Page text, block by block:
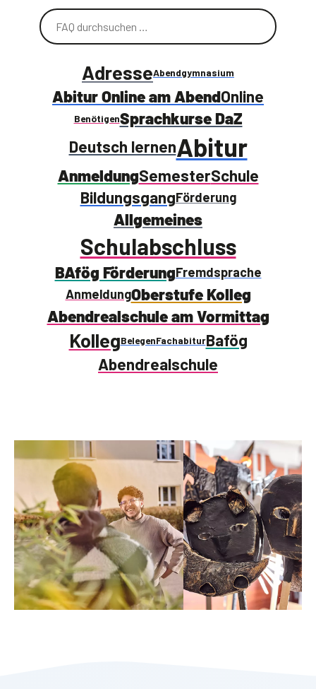
AdresseAbendgymnasium
Abitur Online am AbendOnline
BenötigenSprachkurse DaZ
Deutsch lernenAbitur
AnmeldungSemesterSchule
BildungsgangFörderung
Allgemeines
Schulabschluss
BAfög FörderungFremdsprache
AnmeldungOberstufe Kolleg
Abendrealschule am Vormittag
KollegBelegenFachabiturBafög
Abendrealschule